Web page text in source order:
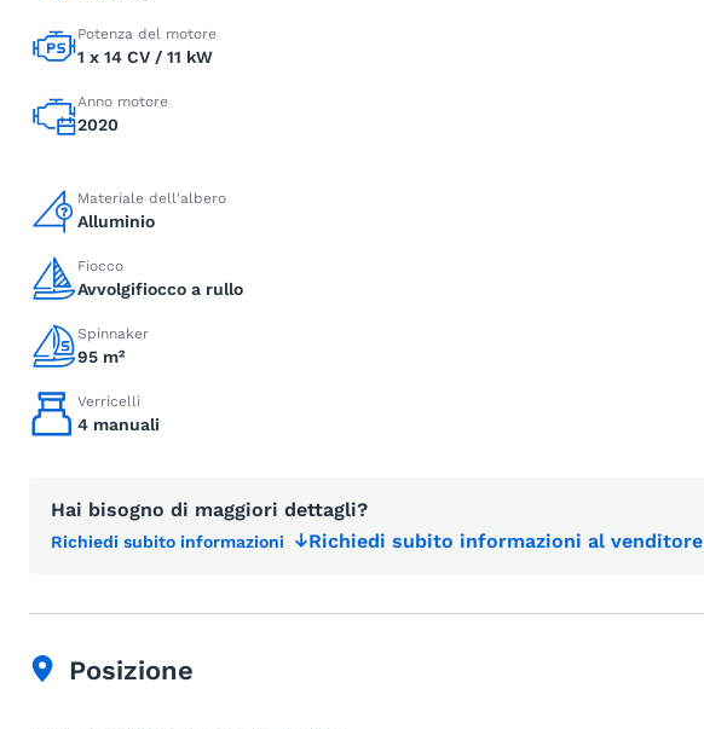
Potenza del motore
1 x 14 CV / 11 kW
Anno motore
2020
Materiale dell'albero
Alluminio
Fiocco
Avvolgifiocco a rullo
Spinnaker
95 m²
Verricelli
4 manuali
Hai bisogno di maggiori dettagli?
Richiedi subito informazioni Richiedi subito informazioni al venditore
Posizione